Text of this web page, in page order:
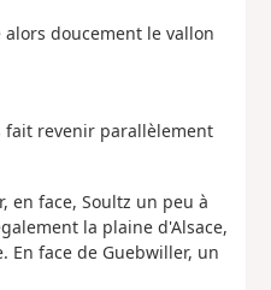
doucement le vallon
fait revenir parallèlement
en face, Soultz un peu à
la plaine d'Alsace,
En face de Guebwiller, un